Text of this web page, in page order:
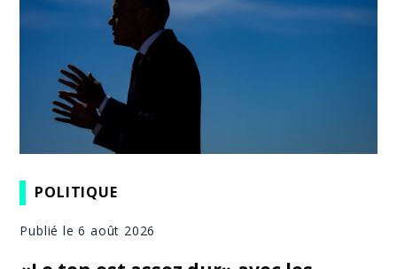
POLITIQUE
Publié le 6 août 2026